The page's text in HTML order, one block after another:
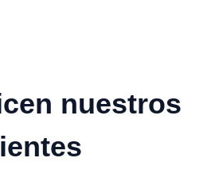
nuestros